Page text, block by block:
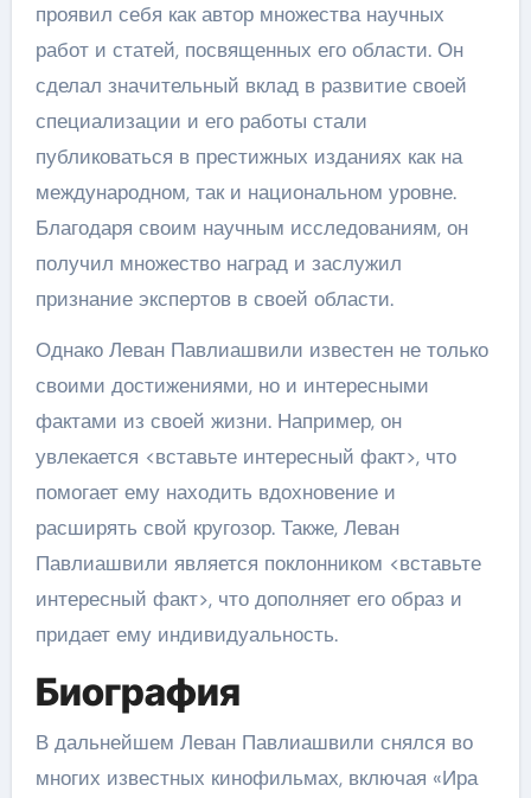
проявил себя как автор множества научных
работ и статей, посвященных его области. Он
сделал значительный вклад в развитие своей
специализации и его работы стали
публиковаться в престижных изданиях как на
международном, так и национальном уровне.
Благодаря своим научным исследованиям, он
получил множество наград и заслужил
признание экспертов в своей области.
Однако Леван Павлиашвили известен не только
своими достижениями, но и интересными
фактами из своей жизни. Например, он
увлекается <вставьте интересный факт>, что
помогает ему находить вдохновение и
расширять свой кругозор. Также, Леван
Павлиашвили является поклонником <вставьте
интересный факт>, что дополняет его образ и
придает ему индивидуальность.
Биография
В дальнейшем Леван Павлиашвили снялся во
многих известных кинофильмах, включая «Ира